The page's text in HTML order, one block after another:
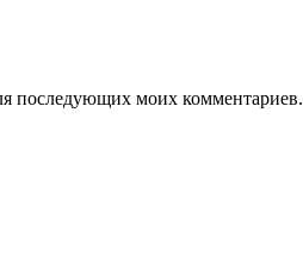
последующих моих комментариев.